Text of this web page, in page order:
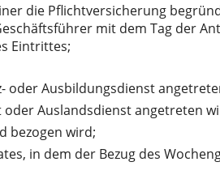
die Pflichtversicherung
mit dem Tag der
Eintrittes;
oder Ausbildungsdienst
Auslandsdienst angetreten
bezogen wird;
in dem der Bezug des